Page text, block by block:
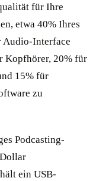
für Ihre
etwa 40% Ihres
Interface
Kopfhörer, 20% für
15% für
zu
Podcasting-
ein USB-